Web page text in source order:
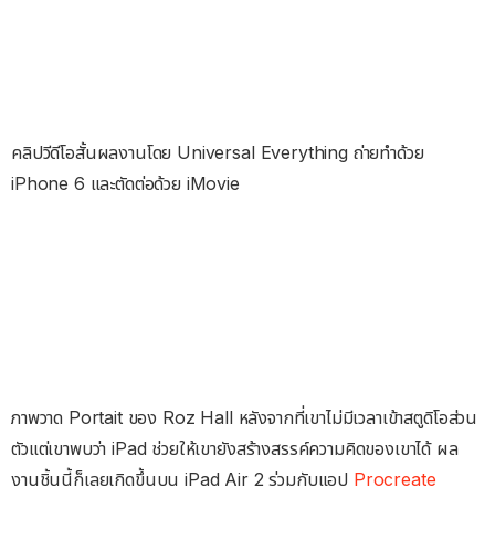
คลิปวีดีโอสั้นผลงานโดย Universal Everything ถ่ายทำด้วย
iPhone 6 และตัดต่อด้วย iMovie
ภาพวาด Portait ของ Roz Hall หลังจากที่เขาไม่มีเวลาเข้าสตูดิโอส่วน
ตัวแต่เขาพบว่า iPad ช่วยให้เขายังสร้างสรรค์ความคิดของเขาได้ ผล
งานชิ้นนี้ก็เลยเกิดขึ้นบน iPad Air 2 ร่วมกับแอป Procreate